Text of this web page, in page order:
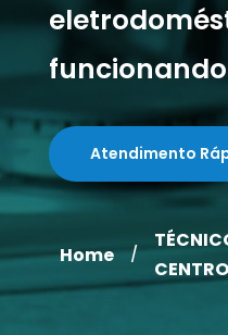
Atendimento
Home /
CENTRO